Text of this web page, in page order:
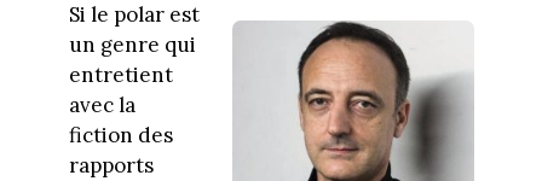
Si le polar est
un genre qui
entretient
avec la
fiction des
rapports